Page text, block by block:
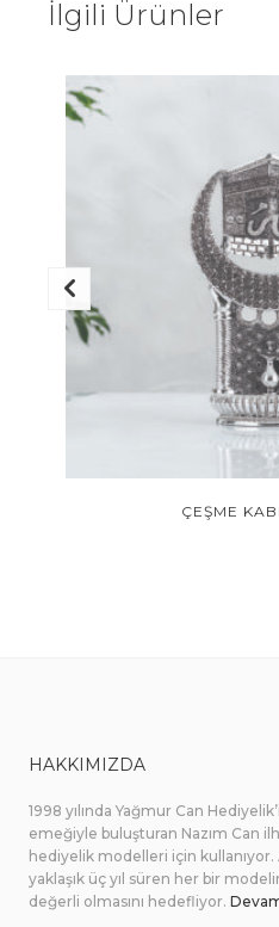
İlgili Ürünler
ÇEŞME
HAKKIMIZDA
1998 yılında Yağmur Can
emeğiyle buluşturan Nazım Can
hediyelik modelleri için kullanıyor.
yaklaşık üç yıl süren her bir
değerli olmasını hedefliyor.